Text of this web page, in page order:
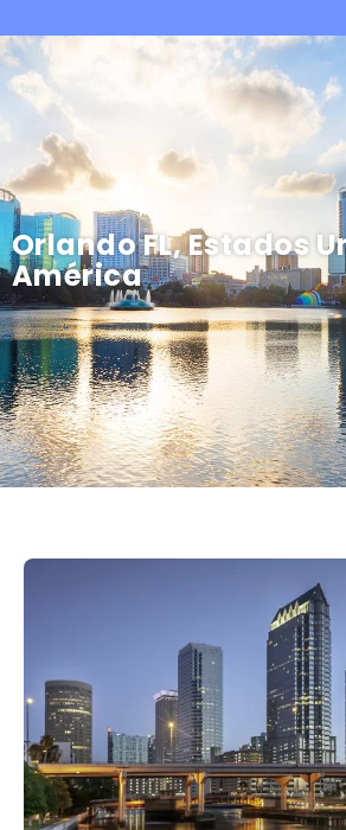
Orlando FL, Estados
América